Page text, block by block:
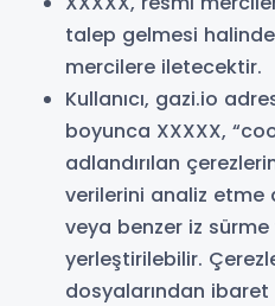
talep gelmesi halinde
mercilere iletecektir.
Kullanıcı, gazi.io
boyunca XXXXX,
adlandırılan
verilerini analiz etme
veya benzer iz sürme
yerleştirilebilir.
dosyalarından